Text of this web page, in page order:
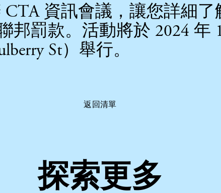
資訊會議，讓您詳細
邦罰款。活動將於 2024 年
St）舉行。
返回清單
探索更多